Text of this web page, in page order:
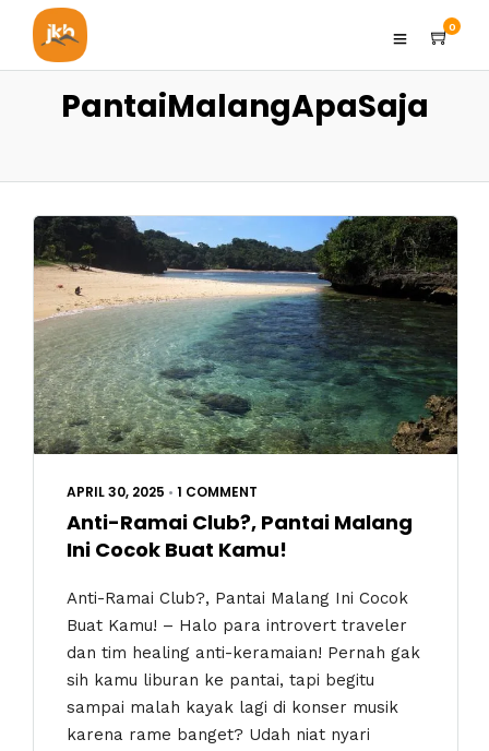
0
PantaiMalangApaSaja
APRIL 30, 2025 • 1 COMMENT
Anti-Ramai Club?, Pantai Malang
Ini Cocok Buat Kamu!
Anti-Ramai Club?, Pantai Malang Ini Cocok
Buat Kamu! – Halo para introvert traveler
dan tim healing anti-keramaian! Pernah gak
sih kamu liburan ke pantai, tapi begitu
sampai malah kayak lagi di konser musik
karena rame banget? Udah niat nyari